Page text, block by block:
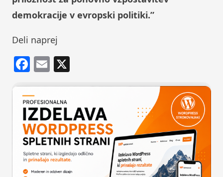
demokracije v evropski politiki.”
Deli naprej
Facebook
Email